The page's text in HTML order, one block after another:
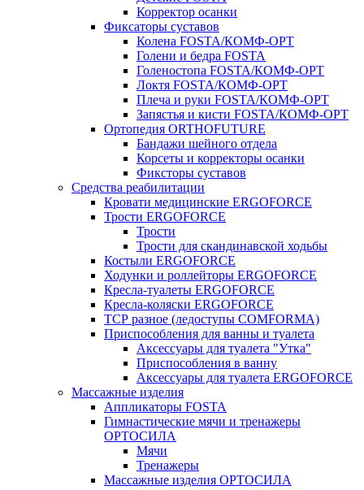
Корректор осанки
Фиксаторы суставов
Колена FOSTA/КОМФ-ОРТ
Голени и бедра FOSTA
Голеностопа FOSTA/КОМФ-ОРТ
Локтя FOSTA/КОМФ-ОРТ
Плеча и руки FOSTA/КОМФ-ОРТ
Запястья и кисти FOSTA/КОМФ-ОРТ
Ортопедия ORTHOFUTURE
Бандажи шейного отдела
Корсеты и корректоры осанки
Фиксторы суставов
Средства реабилитации
Кровати медицинские ERGOFORCE
Трости ERGOFORCE
Трости
Трости для скандинавской ходьбы
Костыли ERGOFORCE
Ходунки и роллейторы ERGOFORCE
Кресла-туалеты ERGOFORCE
Кресла-коляски ERGOFORCE
ТСР разное (ледоступы COMFORMA)
Приспособления для ванны и туалета
Аксессуары для туалета "Утка"
Приспособления в ванну
Аксессуары для туалета ERGOFORCE
Массажные изделия
Аппликаторы FOSTA
Гимнастические мячи и тренажеры
ОРТОСИЛА
Мячи
Тренажеры
Массажные изделия ОРТОСИЛА